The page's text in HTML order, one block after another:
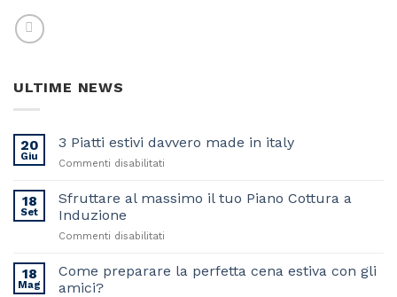
ULTIME NEWS
20
Giu
3 Piatti estivi davvero made in italy
Commenti disabilitati
Piatti
italy
18
Set
Sfruttare al massimo il tuo Piano Cottura a
Induzione
Commenti disabilitati
massimo
18
Mag
Come preparare la perfetta cena estiva con gli
amici?